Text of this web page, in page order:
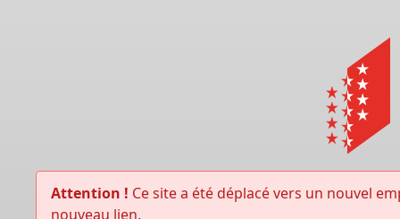
Attention ! Ce site a été déplacé vers un nouvel
nouveau lien.